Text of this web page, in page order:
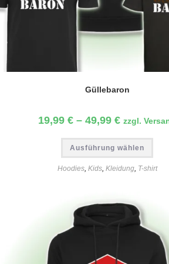
Güllebaron
19,99€ –49,99€ zzgl.
Ausführung wählen
weist
Hoodies, Kids, Kleidung, T-shirt